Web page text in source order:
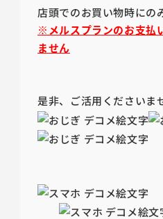
店頭でのお買い物時にの
※メルスプランのお支払
ません
是非、ご活用くださいま